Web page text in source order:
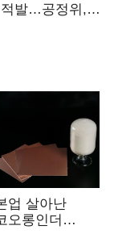
적발…공정위,
업 살아난
오롱인더